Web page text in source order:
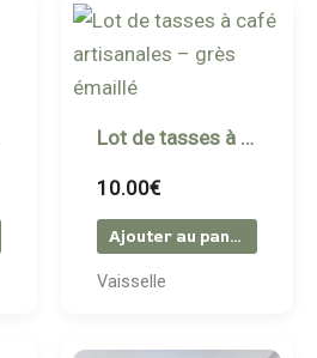
Lot de tasses à café artisanales – grès émaillé
10.00€
Ajouter au panier
Vaisselle